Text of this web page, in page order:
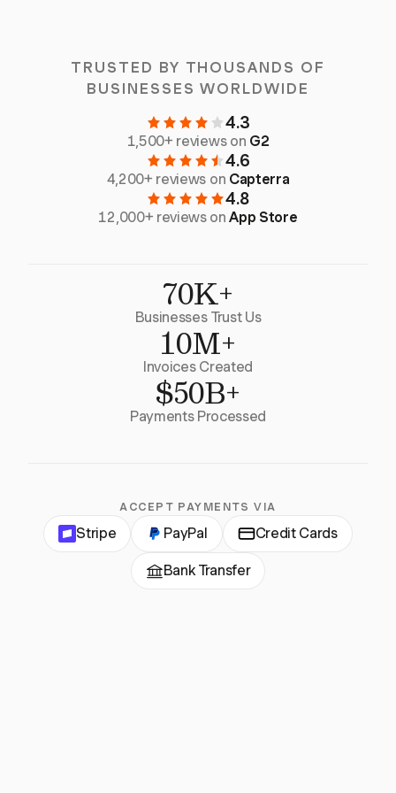
TRUSTED BY THOUSANDS OF
BUSINESSES WORLDWIDE
4.3
1,500+ reviews on G2
4.6
4,200+ reviews on Capterra
4.8
12,000+ reviews onApp Store
70K+
Businesses Trust Us
10M+
Invoices Created
$50B+
Payments Processed
ACCEPT PAYMENTS VIA
Stripe PayPal Credit Cards
Bank Transfer